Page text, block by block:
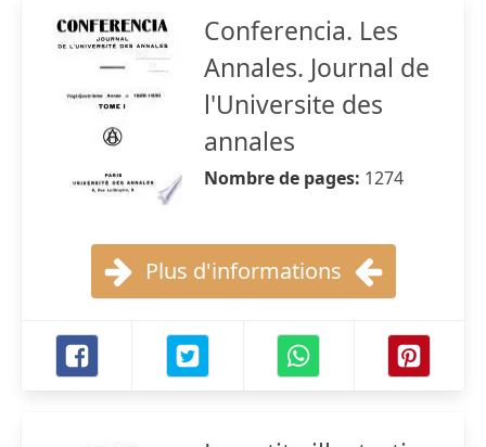
Conferencia. Les
Annales. Journal de
l'Universite des
annales
Nombre de pages: 1274
Plus d'informations